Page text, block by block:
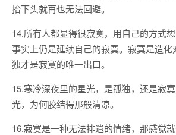
抬下头就再也无法回避。
14.所有人都显得很寂寞，用自己的方式想
事实上仍是延续自己的寂寞。寂寞是造化
独才是寂寞的唯一出口。
15.寒冷深夜里的星光，是孤独，还是寂
光，为何胶结得那般清凉。
16.寂寞是一种无法排遣的情绪，那感觉